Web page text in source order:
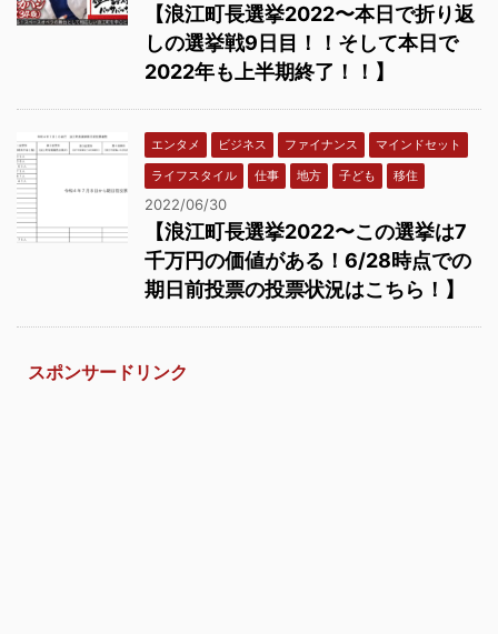
【浪江町長選挙2022〜本日で折り返
しの選挙戦9日目！！そして本日で
2022年も上半期終了！！】
エンタメ ビジネス ファイナンス
マインドセット
ライフスタイル
仕事 地方 子ども 移住
2022/06/30
【浪江町長選挙2022〜この選挙は7
千万円の価値がある！6/28時点での
期日前投票の投票状況はこちら！】
スポンサードリンク